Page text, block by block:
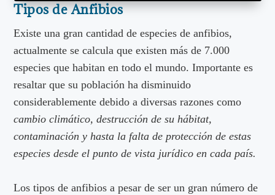
Tipos de Anfibios
Existe una gran cantidad de especies de anfibios,
actualmente se calcula que existen más de 7.000
especies que habitan en todo el mundo. Importante es
resaltar que su población ha disminuido
considerablemente debido a diversas razones como
cambio climático, destrucción de su hábitat,
contaminación y hasta la falta de protección de estas
especies desde el punto de vista jurídico en cada país.
Los tipos de anfibios a pesar de ser un gran número de